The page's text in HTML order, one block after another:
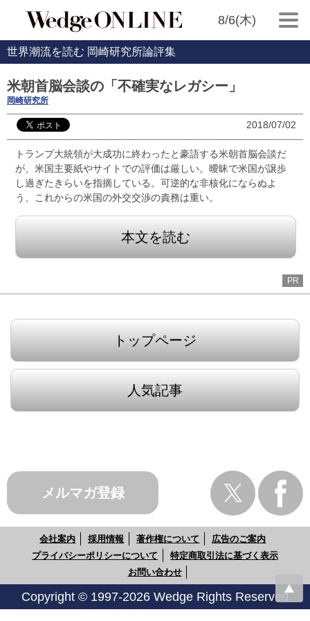
8/6(木)
世界潮流を読む 岡崎研究所論評集
米朝首脳会談の「不確実なレガシー」
岡崎研究所
2018/07/02
トランプ大統領が大成功に終わったと豪語する米朝首脳会談だ
が、米国主要紙やサイトでの評価は厳しい。曖昧で米国が譲歩
し過ぎたきらいを指摘している。可逆的な非核化にならぬよ
う、これからの米国の外交交渉の責務は重い。
本文を読む
PR
トップページ
人気記事
メルマガ登録
会社案内 採用情報 著作権について
広告のご案内
プライバシーポリシーについて
特定商取引法に基づく表示
お問い合わせ
Copyright © 1997-2026 Wedge Rights Reserved